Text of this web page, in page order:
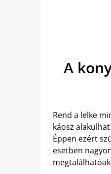
A
Rend a lelke
káosz
Éppen ezért
esetben